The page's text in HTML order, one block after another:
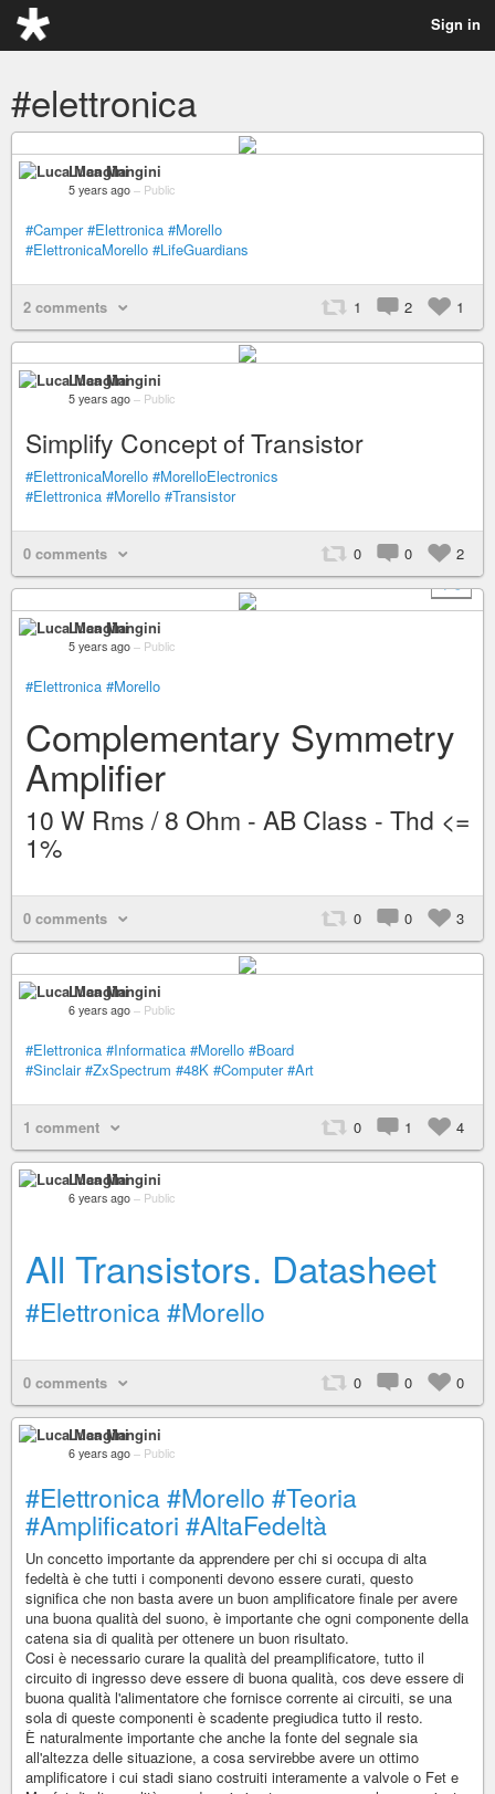
Sign in
#elettronica
Luca Mangini
5 years ago – Public
#Camper #Elettronica #Morello
#ElettronicaMorello #LifeGuardians
2 comments 1 2 1
Luca Mangini
5 years ago – Public
Simplify Concept of Transistor
#ElettronicaMorello #MorelloElectronics
#Elettronica #Morello #Transistor
0 comments 0 0
2
+ 9
Luca Mangini
5 years ago – Public
#Elettronica #Morello
Complementary Symmetry
Amplifier
10 W Rms / 8 Ohm - AB Class - Thd <=
1%
0 comments 0 0 3
Luca Mangini
6 years ago – Public
#Elettronica #Informatica #Morello #Board
#Sinclair #ZxSpectrum #48K #Computer #Art
1 comment 0 1 4
Luca Mangini
6 years ago – Public
All Transistors. Datasheet
#Elettronica#Morello
0 comments 0 0 0
Luca Mangini
6 years ago – Public
#Elettronica#Morello #Teoria
#Amplificatori #AltaFedeltà
Un concetto importante da apprendere per chi si occupa di alta
fedeltà è che tutti i componenti devono essere curati, questo
significa che non basta avere un buon amplificatore finale per avere
una buona qualità del suono, è importante che ogni componente della
catena sia di qualità per ottenere un buon risultato.
Cosi è necessario curare la qualità del preamplificatore, tutto il
circuito di ingresso deve essere di buona qualità, cos deve essere di
buona qualità l'alimentatore che fornisce corrente ai circuiti, se una
sola di queste componenti è scadente pregiudica tutto il resto.
È naturalmente importante che anche la fonte del segnale sia
all'altezza delle situazione, a cosa servirebbe avere un ottimo
amplificatore i cui stadi siano costruiti interamente a valvole o Fet e